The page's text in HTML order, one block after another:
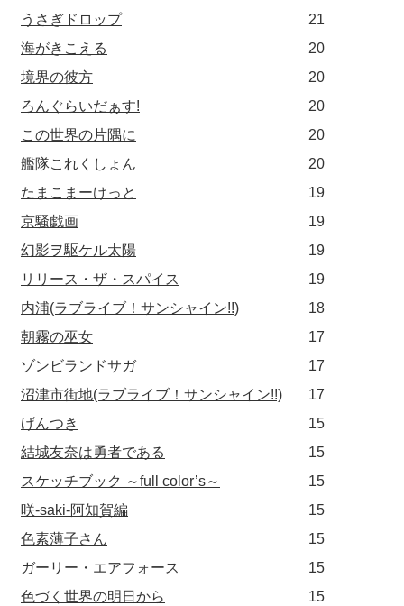
うさぎドロップ
21
海がきこえる
20
境界の彼方
20
ろんぐらいだぁす!
20
この世界の片隅に
20
艦隊これくしょん
20
たまこまーけっと
19
京騒戯画
19
幻影ヲ駆ケル太陽
19
リリース・ザ・スパイス
19
内浦(ラブライブ！サンシャイン!!)
18
朝霧の巫女
17
ゾンビランドサガ
17
沼津市街地(ラブライブ！サンシャイン!!)
17
げんつき
15
結城友奈は勇者である
15
スケッチブック ～full color’s～
15
咲-saki-阿知賀編
15
色素薄子さん
15
ガーリー・エアフォース
15
色づく世界の明日から
15